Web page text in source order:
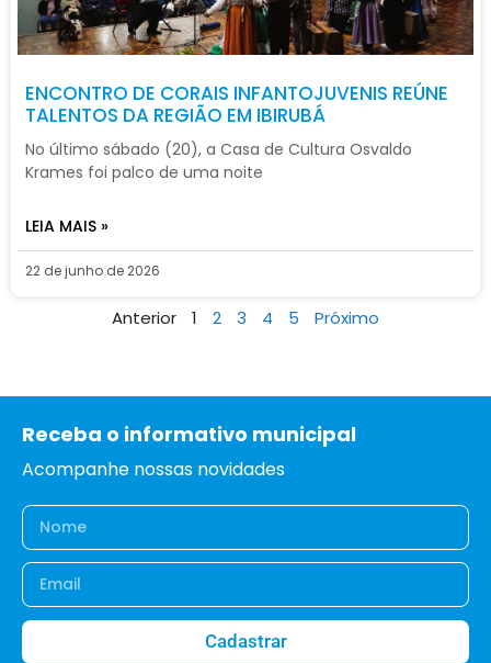
ENCONTRO DE CORAIS INFANTOJUVENIS REÚNE
TALENTOS DA REGIÃO EM IBIRUBÁ
No último sábado (20), a Casa de Cultura Osvaldo
Krames foi palco de uma noite
LEIA MAIS »
22 de junho de 2026
Anterior 1 2 3 4 5 Próximo
Receba o informativo municipal
Acompanhe nossas novidades
Cadastrar